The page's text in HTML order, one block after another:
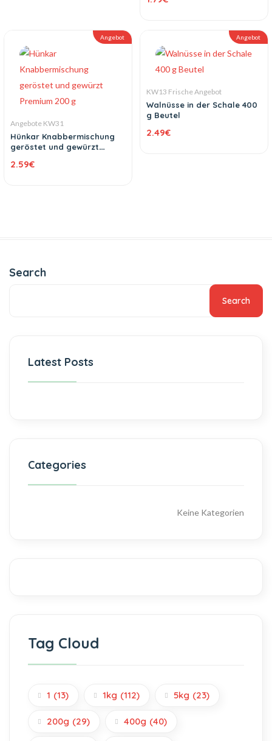
Angebot
Angebote KW31
Hünkar Knabbermischung
geröstet und gewürzt
2.59€
Angebot
KW13 Frische Angebot
Walnüsse in der Schale 400
g Beutel
2.49€
Search
Search
Latest Posts
Categories
Keine Kategorien
Tag Cloud
1 (13) 1kg (112) 5kg (23)
200g (29) 400g (40)